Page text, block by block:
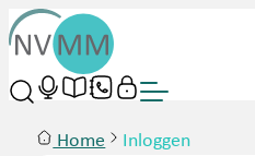
Home Inloggen